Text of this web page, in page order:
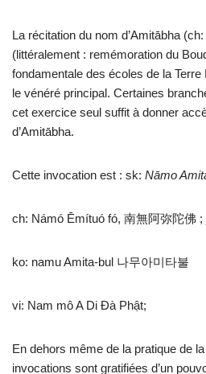
La récitation du nom d’Amitābha (ch:
(littéralement : remémoration du
fondamentale des écoles de la
le vénéré principal. Certaines
cet exercice seul suffit à donner
d’Amitābha.
Cette invocation est : sk: Nāmo
ch: Námó Ēmítuó fó, 南無阿弥陀佛 ;
ko: namu Amita-bul 나무아미타불
vi: Nam mô A Di Đà Phật;
En dehors même de la pratique de
invocations sont gratifiées d’un